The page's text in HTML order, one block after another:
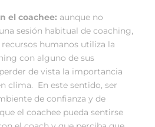
el coachee: aunque no
sesión habitual de coaching,
humanos utiliza la
con alguno de sus
de vista la importancia
clima. En este sentido, ser
de confianza y de
el coachee pueda sentirse